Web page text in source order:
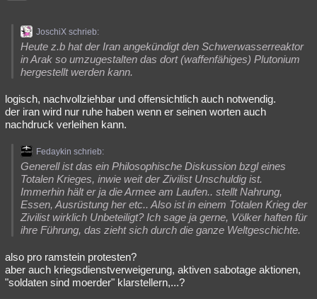
JoschiX schrieb:
Heute z.b hat der Iran angekündigt den Schwerwasserreaktor
in Arak so umzugestalten das dort (waffenfähiges) Plutonium
hergestellt werden kann.
logisch, nachvollziehbar und offensichtlich auch notwendig.
der iran wird nur ruhe haben wenn er seinen worten auch
nachdruck verleihen kann.
Fedaykin schrieb:
Generell ist das ein Philosophische Diskussion bzgl eines
Totalen Krieges, inwie weit der Zivilist Unschuldig ist.
Immerhin hält er ja die Armee am Laufen.. stellt Nahrung,
Essen, Ausrüstung her etc.. Also ist in einem Totalen Krieg der
Zivilist wirklich Unbeteiligt? Ich sage ja gerne, Völker haften für
ihre Führung, das zieht sich durch die ganze Weltgeschichte.
also pro ramstein protesten?
aber auch kriegsdienstverweigerung, aktiven sabotage aktionen,
"soldaten sind moerder" klarstellern,...?